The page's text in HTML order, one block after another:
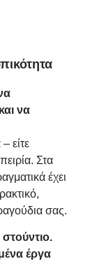
να
είτε
Στα
έχει
σας.
έργα